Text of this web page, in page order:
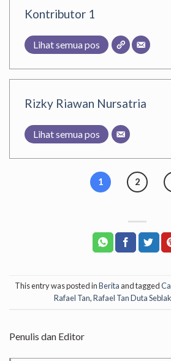
Kontributor 1
Lihat semua pos
Rizky Riawan Nursatria
Lihat semua pos
1 2
This entry was posted inBerita and tagged
Rafael Tan,Rafael Tan Duta Seblak
Penulis dan Editor